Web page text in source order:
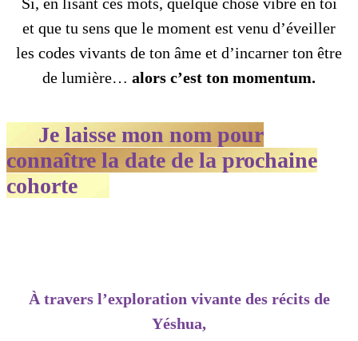
et que tu sens que le moment est venu d’éveiller
les codes vivants de ton âme et d’incarner ton être
de lumière… alors c’est ton momentum.
Je laisse mon nom pour
connaître la date de la prochaine
cohorte
À travers l’exploration vivante des récits de
Yéshua,